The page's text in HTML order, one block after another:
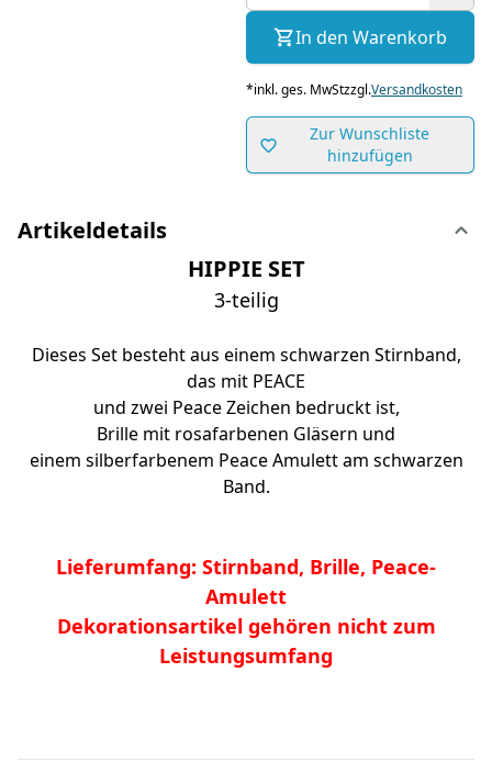
In den Warenkorb
*inkl. ges. MwStzzgl.Versandkosten
Zur Wunschliste
hinzufügen
Artikeldetails
HIPPIE SET
3-teilig
Dieses Set besteht aus einem schwarzen Stirnband,
das mit PEACE
und zwei Peace Zeichen bedruckt ist,
Brille mit rosafarbenen Gläsern und
einem silberfarbenem Peace Amulett am schwarzen
Band.
Lieferumfang: Stirnband, Brille, Peace-
Amulett
Dekorationsartikel gehören nicht zum
Leistungsumfang